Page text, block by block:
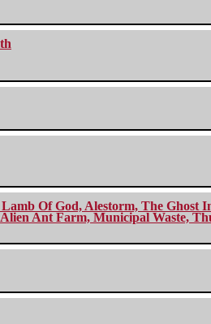
Of God, Alestorm, The
Ant Farm, Municipal Waste,